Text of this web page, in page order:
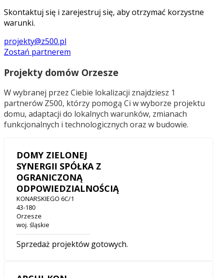
Skontaktuj się i zarejestruj się, aby otrzymać korzystne
warunki.
projekty@z500.pl
Zostań partnerem
Projekty domów Orzesze
W wybranej przez Ciebie lokalizacji znajdziesz 1
partnerów Z500, którzy pomogą Ci w wyborze projektu
domu, adaptacji do lokalnych warunków, zmianach
funkcjonalnych i technologicznych oraz w budowie.
DOMY ZIELONEJ
SYNERGII SPÓŁKA Z
OGRANICZONĄ
ODPOWIEDZIALNOŚCIĄ
KONARSKIEGO 6C/1
43-180
Orzesze
woj. śląskie
Sprzedaż projektów gotowych.